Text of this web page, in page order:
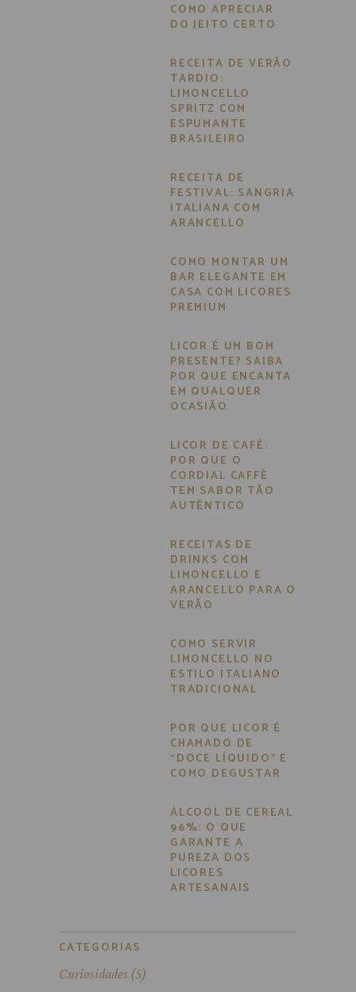
COMO APRECIAR
DO JEITO CERTO
RECEITA DE VERÃO
TARDIO:
LIMONCELLO
SPRITZ COM
ESPUMANTE
BRASILEIRO
RECEITA DE
FESTIVAL: SANGRIA
ITALIANA COM
ARANCELLO
COMO MONTAR UM
BAR ELEGANTE EM
CASA COM LICORES
PREMIUM
LICOR É UM BOM
PRESENTE? SAIBA
POR QUE ENCANTA
EM QUALQUER
OCASIÃO
LICOR DE CAFÉ:
POR QUE O
CORDIAL CAFFÈ
TEM SABOR TÃO
AUTÊNTICO
RECEITAS DE
DRINKS COM
LIMONCELLO E
ARANCELLO PARA O
VERÃO
COMO SERVIR
LIMONCELLO NO
ESTILO ITALIANO
TRADICIONAL
POR QUE LICOR É
CHAMADO DE
“DOCE LÍQUIDO” E
COMO DEGUSTAR
ÁLCOOL DE CEREAL
96%: O QUE
GARANTE A
PUREZA DOS
LICORES
ARTESANAIS
CATEGORIAS
Curiosidades (5)